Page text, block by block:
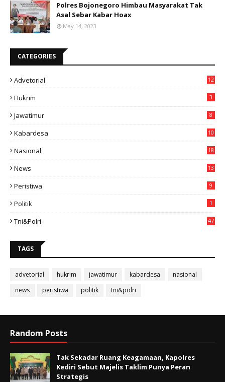
Polres Bojonegoro Himbau Masyarakat Tak
Asal Sebar Kabar Hoax
May 14, 2023
CATEGORIES
Advetorial 12
Hukrim 3
Jawatimur 8
Kabardesa
10
Nasional
18
News
13
Peristiwa 9
Politik 1
Tni&polri 47
TAGS
advetorial hukrim jawatimur kabardesa
nasional
news
peristiwa politik tni&polri
Random Posts
Tak Sekadar Ruang Keagamaan, Kapolres
Kediri Sebut Majelis Taklim Punya Peran
Strategis